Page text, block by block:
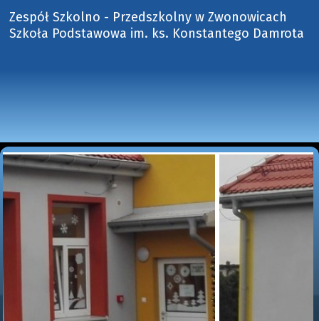
Zespół Szkolno - Przedszkolny w Zwonowicach
Szkoła Podstawowa im. ks. Konstantego Damrota